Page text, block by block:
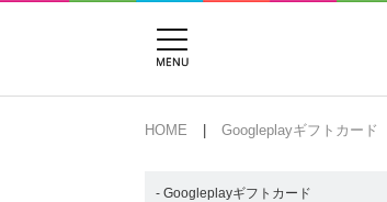
HOME Googleplayギフトカード
- Googleplayギフトカード